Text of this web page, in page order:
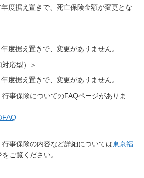
度据え置きで、死亡保険金額が変更とな
度据え置きで、変更がありません。
対応型）＞
度据え置きで、変更がありません。
事保険についてのFAQページがありま
FAQ
事保険の内容など詳細については東京福
ご覧ください。